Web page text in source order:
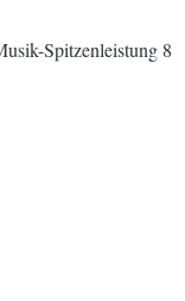
Spitzenleistung 8